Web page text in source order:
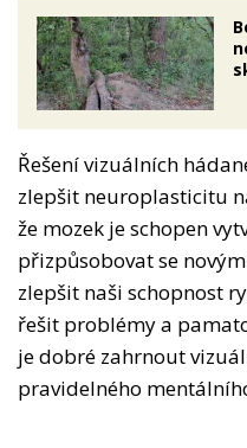
Řešení vizuálních
zlepšit neuroplasticitu
že mozek je schopen
přizpůsobovat se
zlepšit naši schopnost
řešit problémy a
je dobré zahrnout
pravidelného